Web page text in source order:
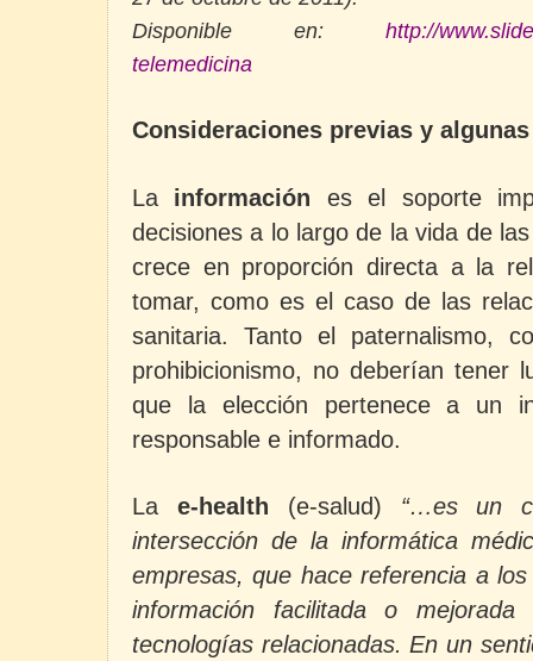
Disponible en: http://
telemedicina
Consideraciones previas y
La información es el soporte
decisiones a lo largo de la vida de
crece en proporción directa a la
tomar, como es el caso de las
sanitaria. Tanto el paternalismo,
prohibicionismo, no deberían tener
que la elección pertenece a un
responsable e informado.
La e-health (e-salud) “…es un
intersección de la informática
empresas, que hace referencia a
información facilitada o
tecnologías relacionadas. En un